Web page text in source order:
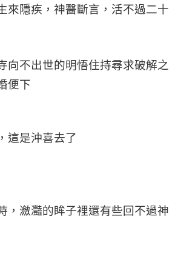
來隱疾，神醫斷言，活不過二十
向不出世的明悟住持尋求破解之
便下
這是沖喜去了
，瀲灩的眸子裡還有些回不過神